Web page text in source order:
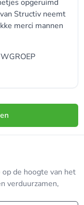
opgeruimd
Structiv neemt
merci mannen
de hoogte van het
verduurzamen,